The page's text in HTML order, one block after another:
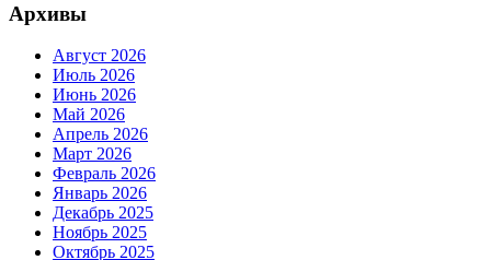
Архивы
Август 2026
Июль 2026
Июнь 2026
Май 2026
Апрель 2026
Март 2026
Февраль 2026
Январь 2026
Декабрь 2025
Ноябрь 2025
Октябрь 2025